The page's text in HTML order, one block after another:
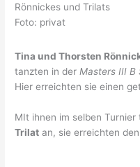
Rönnickes und Trilats
Foto: privat
Tina und Thorsten
tanzten in der Masters III B
Hier erreichten sie einen
MIt ihnen im selben Turnier
Trilat an, sie erreichten